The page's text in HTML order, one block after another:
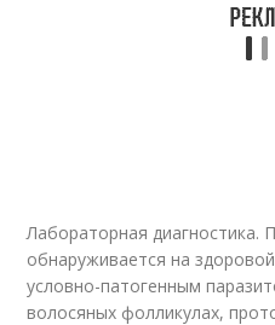
Лабораторная диагностика.
обнаруживается на
условно-патогенным
волосяных фолликулах,